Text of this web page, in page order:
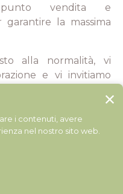
vendita e
garantire la massima
alla normalità, vi
e vi invitiamo
nel giorno e all’ora
oltre gli orari di
grande piacere,
il 25 aprile che per il 1
Scegliendo
i contenuti, avere
nel nostro sito web.